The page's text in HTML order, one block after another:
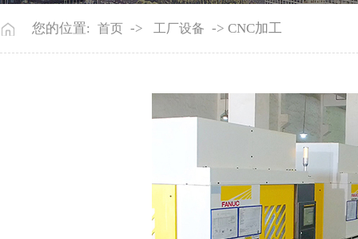
您的位置: 首页 -> 工厂设备 -> CNC加工